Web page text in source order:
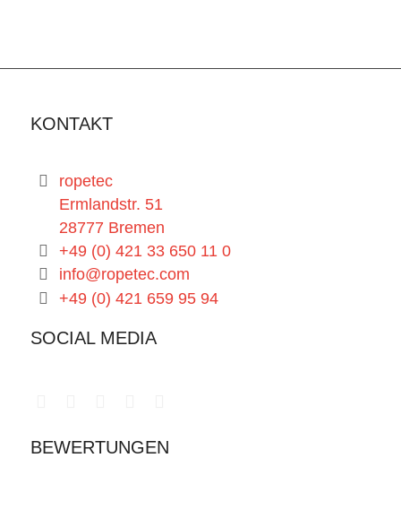
KONTAKT
ropetec
Ermlandstr. 51
28777 Bremen
+49 (0) 421 33 650 11 0
info@ropetec.com
+49 (0) 421 659 95 94
SOCIAL MEDIA
BEWERTUNGEN